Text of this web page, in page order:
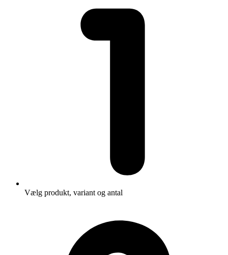
Vælg produkt, variant og antal